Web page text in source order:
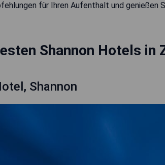
für Ihren Aufenthalt und genießen
Shannon Hotels in
Shannon